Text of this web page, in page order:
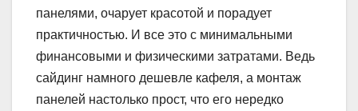
панелями, очарует красотой и порадует
практичностью. И все это с минимальными
финансовыми и физическими затратами. Ведь
сайдинг намного дешевле кафеля, а монтаж
панелей настолько прост, что его нередко